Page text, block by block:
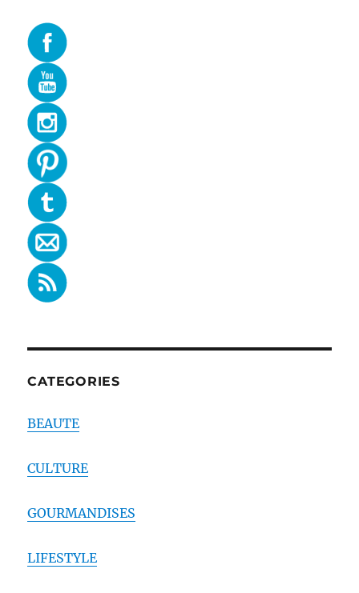
CATEGORIES
BEAUTE
CULTURE
GOURMANDISES
LIFESTYLE